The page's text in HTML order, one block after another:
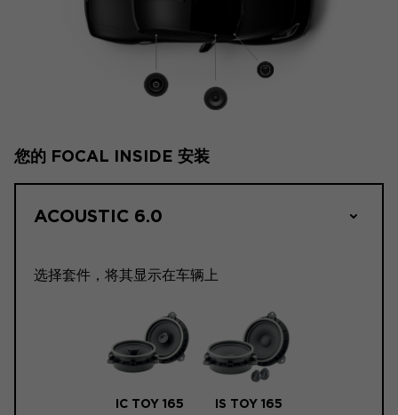
您的 FOCAL INSIDE 安装
ACOUSTIC 6.0
选择套件，将其显示在车辆上
IC TOY 165 IS TOY 165